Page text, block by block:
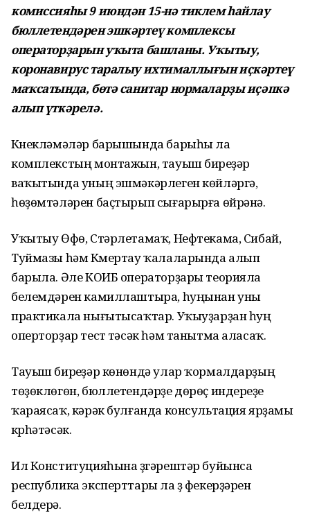
комиссияһы 9 июндән 15-нә тиклем һайлау
бюллетендәрен эшкәртеү комплексы
операторҙарын уҡыта башланы. Уҡытыу,
коронавирус таралыу ихтималлығын иҫкәртеү
маҡсатында, бөтә санитар нормаларҙы иҫәпкә
алып үткәрелә.
Күнекләмәләр барышында барыһы ла
комплекстың монтажын, тауыш биреүҙәр
ваҡытында уның эшмәкәрлеген көйләргә,
һөҙөмтәләрен баҫтырып сығарырға өйрәнә.
Уҡытыу Өфө, Стәрлетамаҡ, Нефтекама, Сибай,
Туймазы һәм Күмертау ҡалаларында алып
барыла. Әле КОИБ операторҙары теорияла
белемдәрен камиллаштыра, һуңынан уны
практикала нығытысаҡтар. Уҡыуҙарҙан һуң
оперторҙар тест үтәсәк һәм танытма аласаҡ.
Тауыш биреүҙәр көнөндә улар ҡормалдарҙың
төҙөклөгөн, бюллетендәрҙе дөрөҫ индереүҙе
ҡараясаҡ, кәрәк булғанда консультация ярҙамы
күрһәтәсәк.
Ил Конституцияһына үҙгәрештәр буйынса
республика эксперттары ла үҙ фекерҙәрен
белдерә.